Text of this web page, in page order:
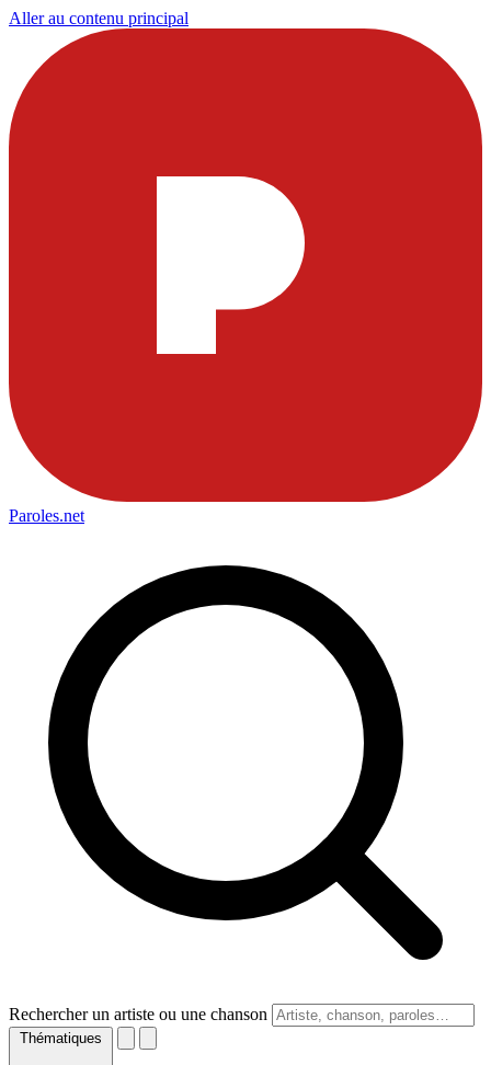
Aller au contenu principal
Paroles.net
Rechercher un artiste ou une chanson
Thématiques